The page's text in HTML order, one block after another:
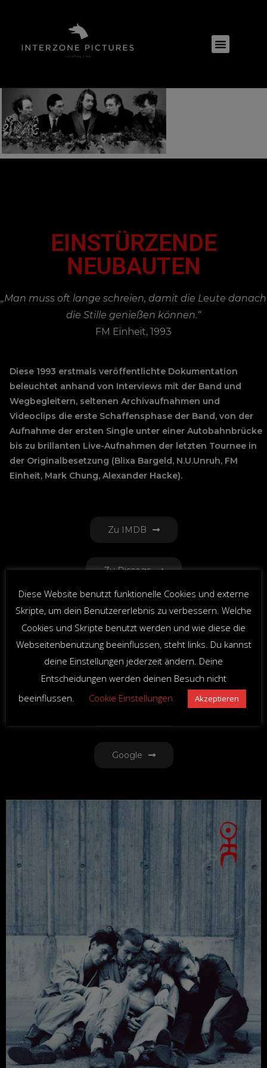
EINSTÜRZENDE
NEUBAUTEN
„Man muss oft lange schreien, damit die Leute danach
die Stille genießen können.“
FM Einheit, 1993
Diese 1993 erstmals veröffentlichte Dokumentation
beleuchtet anhand von Interviews mit der Band und
Wegbegleitern, seltenen Archivaufnahmen und
Videoclips die erste Schaffensphase der Band, von der
Aufnahme der ersten Single unter einer Autobahnbrücke
bis zu brillanten Live-Aufnahmen der letzten Tournee in
der Originalbesetzung (Blixa Bargeld, N.U.Unruh, FM
Einheit, Mark Chung, Alexander Hacke).
Zu IMDB
Zu Discogs
VIDEO ON DEMAND NOW AVAILABLE / ENGL.
SUBTITLES
Google
Diese Website benutzt funktionelle Cookies und externe
Skripte, um dein Benutzererlebnis zu verbessern. Welche
Cookies und Skripte benutzt werden und wie diese die
Webseitenbenutzung beeinflussen, steht links. Du kannst
deine Einstellungen jederzeit ändern. Deine
Entscheidungen werden deinen Besuch nicht
beeinflussen.
Cookie Einstellungen Akzeptieren